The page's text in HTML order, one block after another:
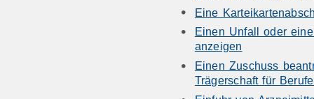
Eine
Einen Unfall oder
anzeigen
Einen Zuschuss
Trägerschaft für